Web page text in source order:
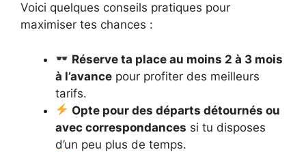
Voici quelques conseils pratiques pour
maximiser tes chances :
Réserve ta place au moins 2 à 3 mois
à l’avance pour profiter des meilleurs
tarifs.
Opte pour des départs détournés ou
avec correspondances si tu disposes
d’un peu plus de temps.